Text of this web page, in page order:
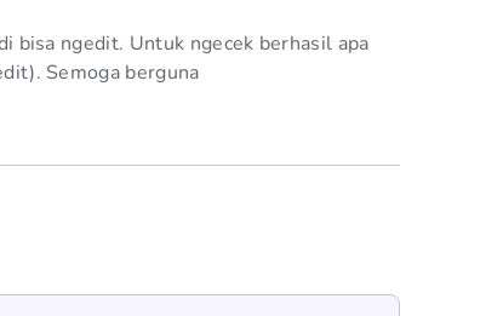
bisa ngedit. Untuk ngecek berhasil apa
Semoga berguna